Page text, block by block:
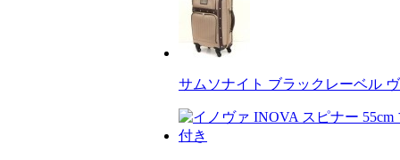
サムソナイト ブラックレーベル